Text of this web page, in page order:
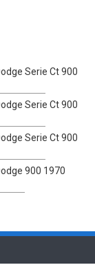
Serie Ct 900
Serie Ct 900
Serie Ct 900
900 1970